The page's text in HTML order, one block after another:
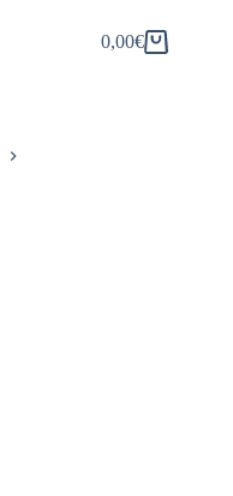
Carrello
0,00€